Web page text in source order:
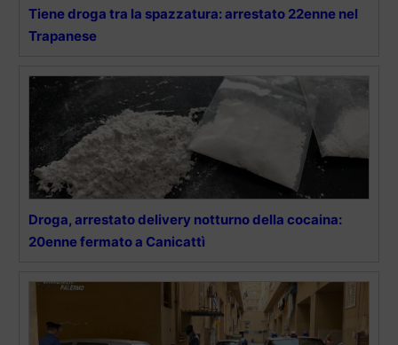
Tiene droga tra la spazzatura: arrestato 22enne nel
Trapanese
Droga, arrestato delivery notturno della cocaina:
20enne fermato a Canicattì